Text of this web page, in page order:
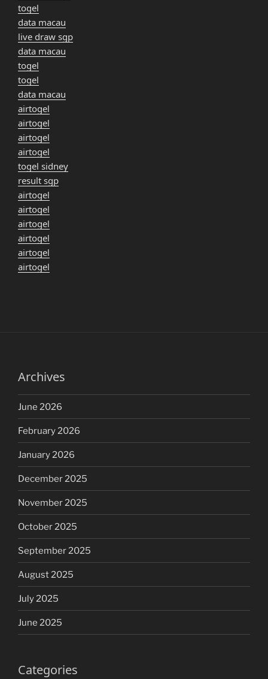
togel
data macau
live draw sgp
data macau
togel
togel
data macau
airtogel
airtogel
airtogel
airtogel
togel sidney
result sgp
airtogel
airtogel
airtogel
airtogel
airtogel
airtogel
Archives
June 2026
February 2026
January 2026
December 2025
November 2025
October 2025
September 2025
August 2025
July 2025
June 2025
Categories